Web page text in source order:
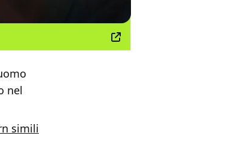
nel
simili